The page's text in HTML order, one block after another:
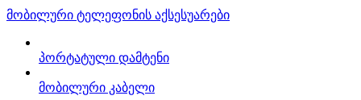
მობილური ტელეფონის აქსესუარები
პორტატული დამტენი
მობილური კაბელი